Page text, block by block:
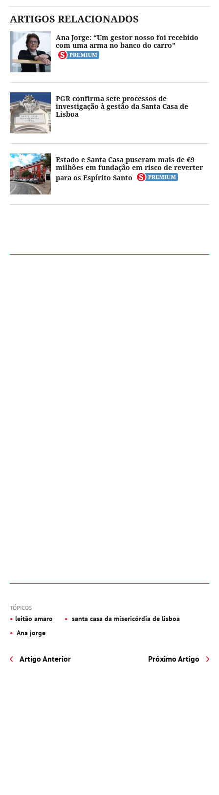
ARTIGOS RELACIONADOS
Ana Jorge: “Um gestor nosso foi recebido
com uma arma no banco do carro"
PGR confirma sete processos de
investigação à gestão da Santa Casa de
Lisboa
Estado e Santa Casa puseram mais de €9
milhões em fundação em risco de reverter
para os Espírito Santo
TÓPICOS
leitão amaro
santa casa da misericórdia de lisboa
Ana jorge
Artigo Anterior Próximo Artigo